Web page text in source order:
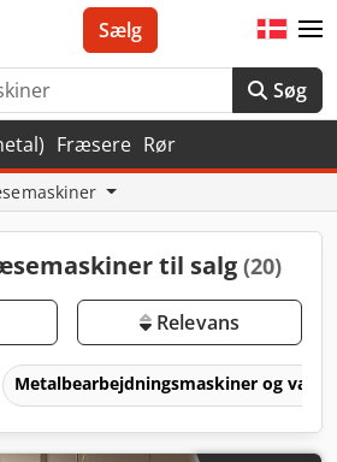
Søg
Sælg
Fræsere Rør
til salg (20)
Relevans
Metalbearbejdningsmaskiner og